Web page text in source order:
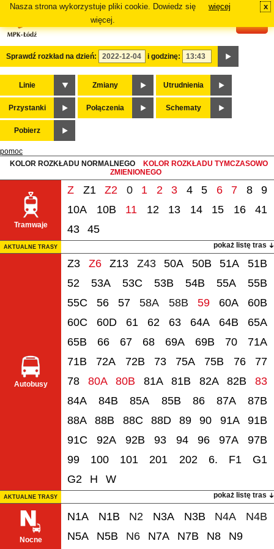
Nasza strona wykorzystuje pliki cookie. Dowiedz się
więcej.
więcej x
Sprawdź rozkład na dzień: i godzinę:
Linie Zmiany Utrudnienia
Przystanki Połączenia Schematy
Pobierz
pomoc
KOLOR ROZKŁADU NORMALNEGO
KOLOR ROZKŁADU TYMCZASOWO
ZMIENIONEGO
Tramwaje
Z Z1 Z2 0 1 2 3 4 5 6 7 8
9
10A
10B 11 12 13 14 15 16
41
43
45
pokaż listę tras
AKTUALNE TRASY
Autobusy
Z3 Z6 Z13 Z43 50A 50B 51A
51B
52
53A 53C 53B 54B 55A
55B
55C
56 57 58A 58B 59 60A
60B
60C
60D 61 62 63 64A 64B
65A
65B
66 67 68 69A 69B 70
71A
71B
72A 72B 73 75A 75B 76
77
78
80A 80B 81A 81B 82A 82B
83
84A
84B 85A 85B 86 87A
87B
88A
88B 88C 88D 89 90 91A
91B
91C
92A 92B 93 94 96 97A
97B
99
100 101 201 202 6. F1
G1
G2
H W
pokaż listę tras
AKTUALNE TRASY
Nocne
N1A N1B N2 N3A N3B N4A
N4B
N5A
N5B N6 N7A N7B N8 N9